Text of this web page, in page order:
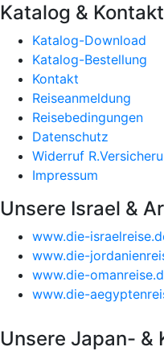
Katalog & Kontakt
Katalog-Download
Katalog-Bestellung
Kontakt
Reiseanmeldung
Reisebedingungen
Datenschutz
Widerruf
Impressum
Unsere Israel &
www.die-
www.die-
www.die-
www.die-
Unsere Japan- &